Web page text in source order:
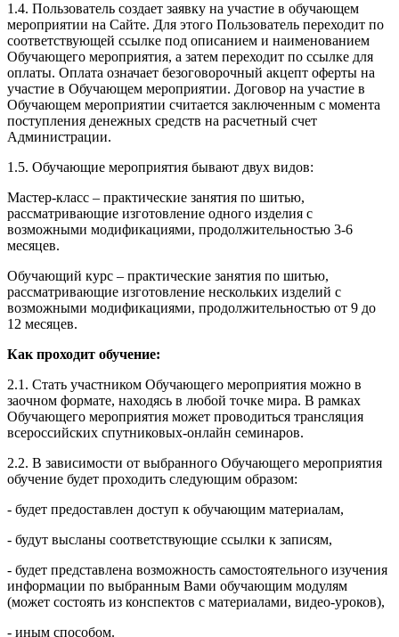
1.4. Пользователь создает заявку на участие в обучающем
мероприятии на Сайте. Для этого Пользователь переходит по
соответствующей ссылке под описанием и наименованием
Обучающего мероприятия, а затем переходит по ссылке для
оплаты. Оплата означает безоговорочный акцепт оферты на
участие в Обучающем мероприятии. Договор на участие в
Обучающем мероприятии считается заключенным с момента
поступления денежных средств на расчетный счет
Администрации.
1.5. Обучающие мероприятия бывают двух видов:
Мастер-класс – практические занятия по шитью,
рассматривающие изготовление одного изделия с
возможными модификациями, продолжительностью 3-6
месяцев.
Обучающий курс – практические занятия по шитью,
рассматривающие изготовление нескольких изделий с
возможными модификациями, продолжительностью от 9 до
12 месяцев.
Как проходит обучение:
2.1. Стать участником Обучающего мероприятия можно в
заочном формате, находясь в любой точке мира. В рамках
Обучающего мероприятия может проводиться трансляция
всероссийских спутниковых-онлайн семинаров.
2.2. В зависимости от выбранного Обучающего мероприятия
обучение будет проходить следующим образом:
- будет предоставлен доступ к обучающим материалам,
- будут высланы соответствующие ссылки к записям,
- будет представлена возможность самостоятельного изучения
информации по выбранным Вами обучающим модулям
(может состоять из конспектов с материалами, видео-уроков),
- иным способом.